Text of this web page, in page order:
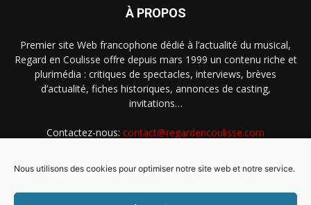
Nous utilisons des cookies pour optimiser notre site web et notre service.
À PROPOS
Premier site Web francophone dédié à l’actualité du musical,
Regard en Coulisse offre depuis mars 1999 un contenu riche et
plurimédia : critiques de spectacles, interviews, brèves
d’actualité, fiches historiques, annonces de casting,
invitations…
Contactez-nous: contact@regardencoulisse.com